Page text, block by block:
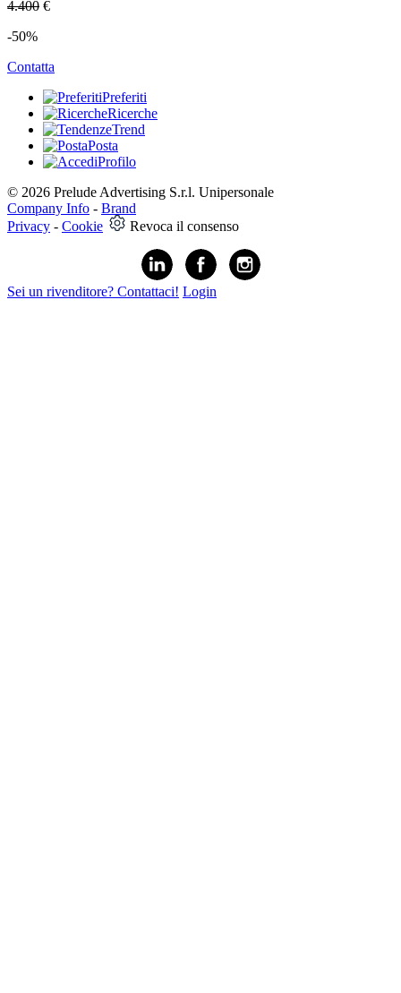
4.400 €
-50%
Contatta
Preferiti
Ricerche
Trend
Posta
Profilo
© 2026 Prelude Advertising S.r.l. Unipersonale
Company Info - Brand
Privacy - Cookie Revoca il consenso
Sei un rivenditore? Contattaci! Login